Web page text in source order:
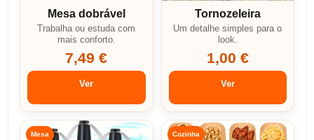
Mesa dobrável
Trabalha ou estuda com
mais conforto.
7,49 €
Ver
Tornozeleira
Um detalhe simples para o
look.
1,00 €
Ver
Mesa Cozinha